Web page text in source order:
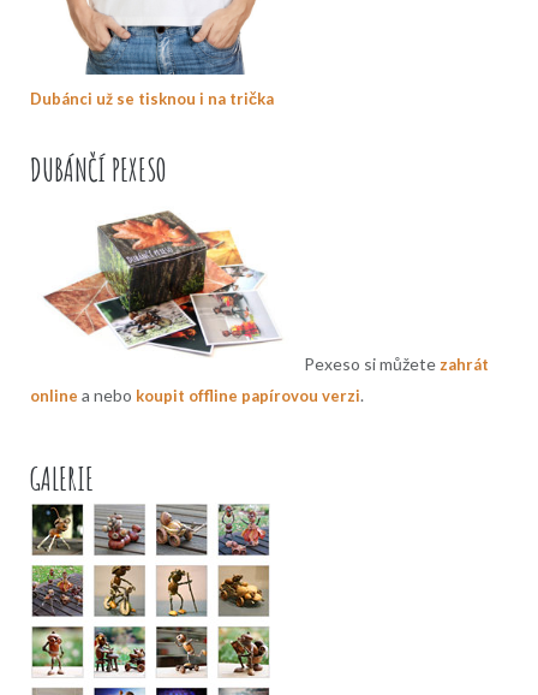
Dubánci už se tisknou i na trička
DUBÁNČÍ PEXESO
Pexeso si můžetezahrát
online a nebo koupit offline papírovou verzi.
GALERIE